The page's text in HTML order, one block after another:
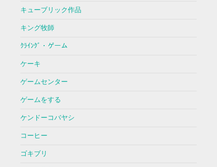
キューブリック作品
キング牧師
ｸﾗｲﾝｸﾞ・ゲーム
ケーキ
ゲームセンター
ゲームをする
ケンドーコバヤシ
コーヒー
ゴキブリ